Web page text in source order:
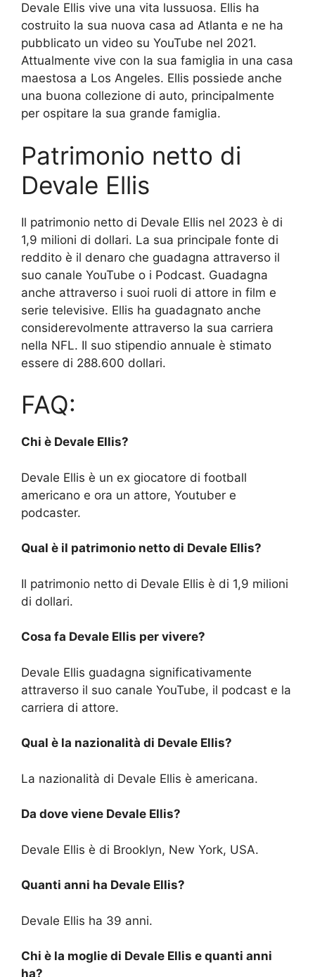
Devale Ellis vive una vita lussuosa. Ellis ha
costruito la sua nuova casa ad Atlanta e ne ha
pubblicato un video su YouTube nel 2021.
Attualmente vive con la sua famiglia in una casa
maestosa a Los Angeles. Ellis possiede anche
una buona collezione di auto, principalmente
per ospitare la sua grande famiglia.
Patrimonio netto di
Devale Ellis
Il patrimonio netto di Devale Ellis nel 2023 è di
1,9 milioni di dollari. La sua principale fonte di
reddito è il denaro che guadagna attraverso il
suo canale YouTube o i Podcast. Guadagna
anche attraverso i suoi ruoli di attore in film e
serie televisive. Ellis ha guadagnato anche
considerevolmente attraverso la sua carriera
nella NFL. Il suo stipendio annuale è stimato
essere di 288.600 dollari.
FAQ:
Chi è Devale Ellis?
Devale Ellis è un ex giocatore di football
americano e ora un attore, Youtuber e
podcaster.
Qual è il patrimonio netto di Devale Ellis?
Il patrimonio netto di Devale Ellis è di 1,9 milioni
di dollari.
Cosa fa Devale Ellis per vivere?
Devale Ellis guadagna significativamente
attraverso il suo canale YouTube, il podcast e la
carriera di attore.
Qual è la nazionalità di Devale Ellis?
La nazionalità di Devale Ellis è americana.
Da dove viene Devale Ellis?
Devale Ellis è di Brooklyn, New York, USA.
Quanti anni ha Devale Ellis?
Devale Ellis ha 39 anni.
Chi è la moglie di Devale Ellis e quanti anni
ha?